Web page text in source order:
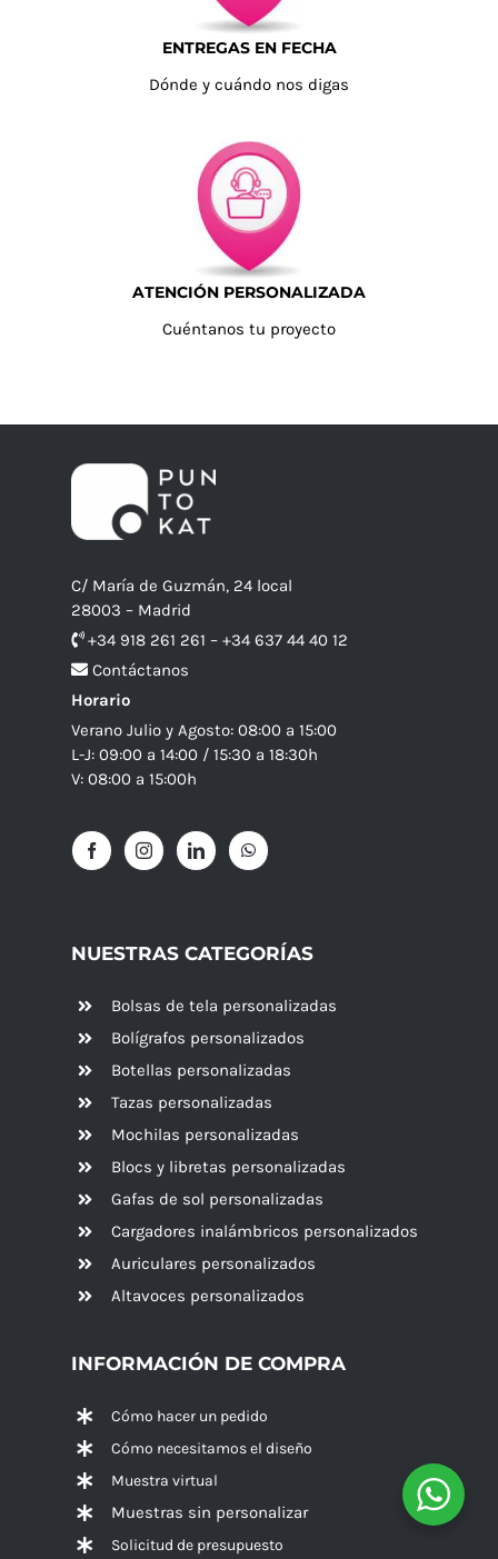
ENTREGAS EN FECHA
Dónde y cuándo nos digas
ATENCIÓN PERSONALIZADA
Cuéntanos tu proyecto
C/ María de Guzmán, 24 local
28003 – Madrid
+34 918 261 261 – +34 637 44 40 12
Contáctanos
Horario
Verano Julio y Agosto: 08:00 a 15:00
L-J: 09:00 a 14:00 / 15:30 a 18:30h
V: 08:00 a 15:00h
NUESTRAS CATEGORÍAS
Bolsas de tela personalizadas
Bolígrafos personalizados
Botellas personalizadas
Tazas personalizadas
Mochilas personalizadas
Blocs y libretas personalizadas
Gafas de sol personalizadas
Cargadores inalámbricos personalizados
Auriculares personalizados
Altavoces personalizados
INFORMACIÓN DE COMPRA
Cómo hacer un pedido
Cómo necesitamos el diseño
Muestra virtual
Muestras sin personalizar
Solicitud de presupuesto